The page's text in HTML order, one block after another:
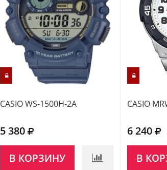
CASIO WS-1500H-2A
5 380
В КОРЗИНУ
CASIO
6 240
В